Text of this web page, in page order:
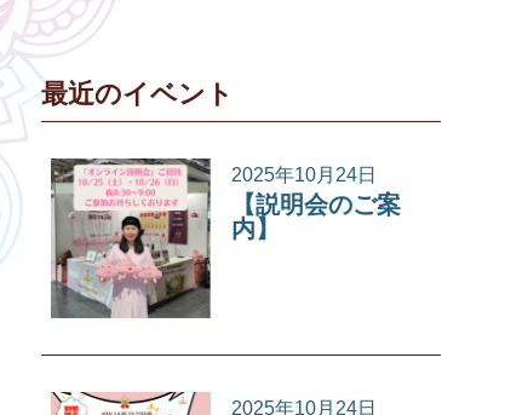
最近のイベント
2025年10月24日
【説明会のご案
内】
2025年10月24日